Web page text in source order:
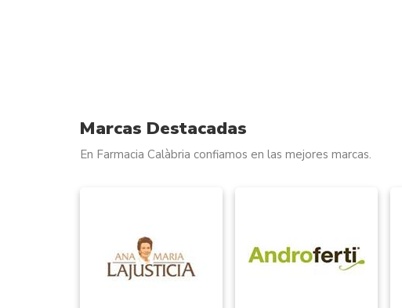
Marcas Destacadas
En Farmacia Calàbria confiamos en las mejores marcas.